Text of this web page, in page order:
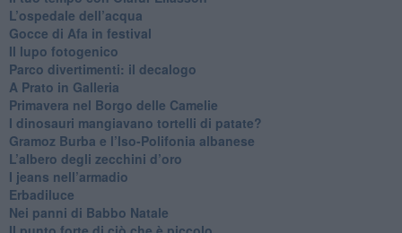
​L’ospedale dell’acqua
​Gocce di Afa in festival
​Il lupo fotogenico
​Parco divertimenti: il decalogo
​A Prato in Galleria
​Primavera nel Borgo delle Camelie
I dinosauri mangiavano tortelli di patate?
​Gramoz Burba e l’Iso-Polifonia albanese
L’albero degli zecchini d’oro
​I jeans nell’armadio
Erbadiluce
Nei panni di Babbo Natale